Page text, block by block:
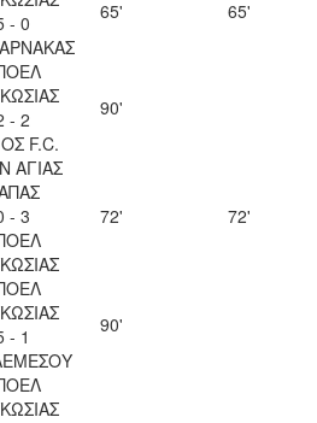
- 0
65' 65'
- 2
F.C.
90'
ΑΓΙΑΣ
- 3
72' 72'
- 1
90'